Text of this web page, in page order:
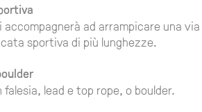
accompagnerà ad arrampicare una
sportiva di più lunghezze.
lead e top rope, o boulder.